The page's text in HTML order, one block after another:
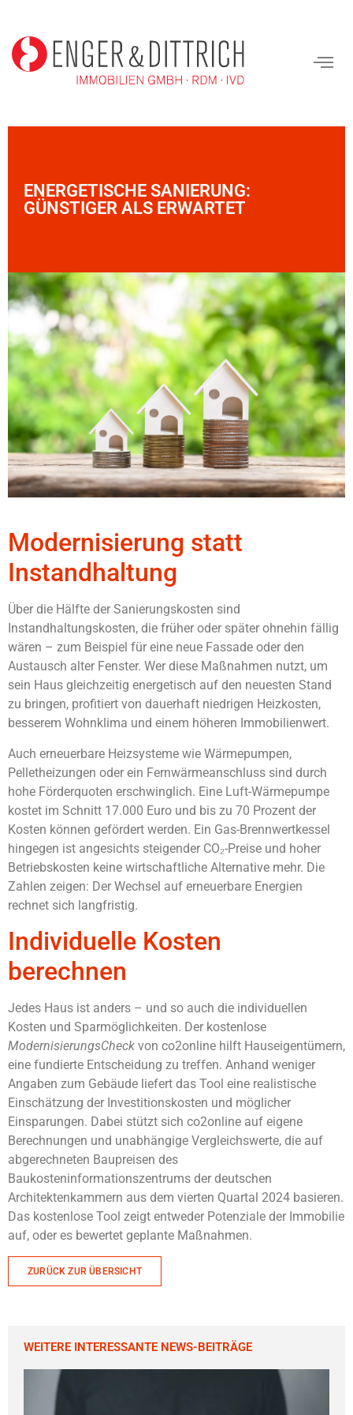
ENERGETISCHE SANIERUNG:
GÜNSTIGER ALS ERWARTET
Modernisierung statt
Instandhaltung
Über die Hälfte der Sanierungskosten sind
Instandhaltungskosten, die früher oder später ohnehin fällig
wären – zum Beispiel für eine neue Fassade oder den
Austausch alter Fenster. Wer diese Maßnahmen nutzt, um
sein Haus gleichzeitig energetisch auf den neuesten Stand
zu bringen, profitiert von dauerhaft niedrigen Heizkosten,
besserem Wohnklima und einem höheren Immobilienwert.
Auch erneuerbare Heizsysteme wie Wärmepumpen,
Pelletheizungen oder ein Fernwärmeanschluss sind durch
hohe Förderquoten erschwinglich. Eine Luft-Wärmepumpe
kostet im Schnitt 17.000 Euro und bis zu 70 Prozent der
Kosten können gefördert werden. Ein Gas-Brennwertkessel
hingegen ist angesichts steigender CO₂-Preise und hoher
Betriebskosten keine wirtschaftliche Alternative mehr. Die
Zahlen zeigen: Der Wechsel auf erneuerbare Energien
rechnet sich langfristig.
Individuelle Kosten
berechnen
Jedes Haus ist anders – und so auch die individuellen
Kosten und Sparmöglichkeiten. Der kostenlose
ModernisierungsCheck von co2online hilft Hauseigentümern,
eine fundierte Entscheidung zu treffen. Anhand weniger
Angaben zum Gebäude liefert das Tool eine realistische
Einschätzung der Investitionskosten und möglicher
Einsparungen. Dabei stützt sich co2online auf eigene
Berechnungen und unabhängige Vergleichswerte, die auf
abgerechneten Baupreisen des
Baukosteninformationszentrums der deutschen
Architektenkammern aus dem vierten Quartal 2024 basieren.
Das kostenlose Tool zeigt entweder Potenziale der Immobilie
auf, oder es bewertet geplante Maßnahmen.
ZURÜCK ZUR ÜBERSICHT
WEITERE INTERESSANTE NEWS-BEITRÄGE